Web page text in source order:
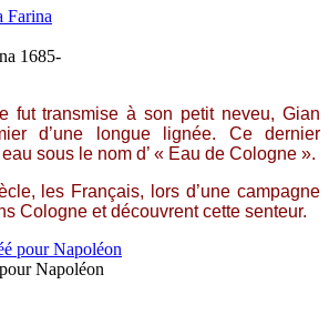
1685-
fut transmise à son petit neveu, Gian
d’une longue lignée. Ce dernier
sous le nom d’ « Eau de Cologne ».
les Français, lors d’une campagne
Cologne et découvrent cette senteur.
Napoléon